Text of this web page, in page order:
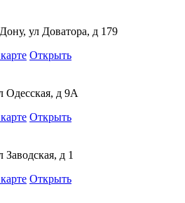
ул Доватора, д 179
Открыть
Одесская, д 9А
Открыть
Заводская, д 1
Открыть